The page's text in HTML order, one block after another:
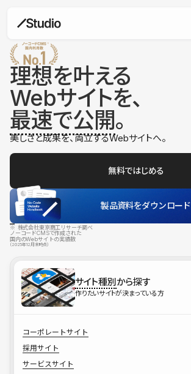
理想を叶える
Webサイトを、
最速で公開。
美しさと成果を、両立するWebサイトへ。
無料ではじめる
製品資料をダウンロード
※ 株式会社東京商工リサーチ調べ
ノーコードCMSで作成された
国内のWebサイトの実績数
（2025年12月末時点）
サイト種別から探す
作りたいサイトが決まっている方
コーポレートサイト
採用サイト
サービスサイト